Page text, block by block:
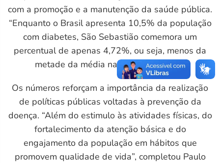
com a promoção e a manutenção da saúde pública.
“Enquanto o Brasil apresenta 10,5% da população
com diabetes, São Sebastião comemora um
percentual de apenas 4,72%, ou seja, menos da
metade da média nacional”, destacou.
Os números reforçam a importância da realização
de políticas públicas voltadas à prevenção da
doença. “Além do estimulo às atividades físicas, do
fortalecimento da atenção básica e do
engajamento da população em hábitos que
promovem qualidade de vida”, completou Paulo